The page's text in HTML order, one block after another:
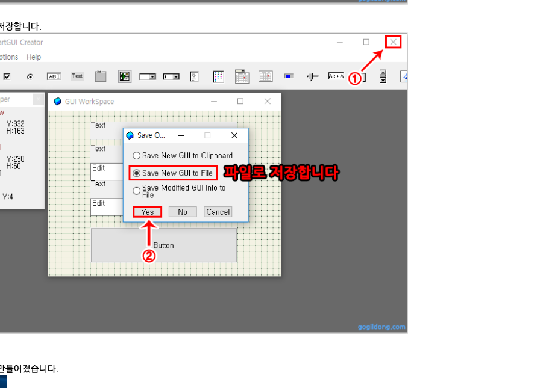
장합니다.
들어졌습니다.